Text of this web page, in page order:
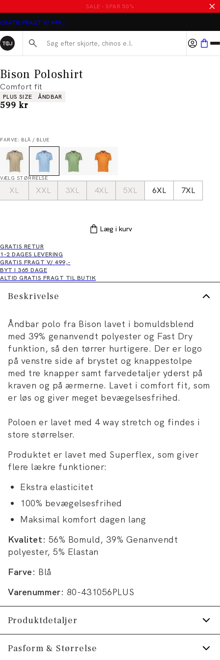
MASSER AF VARER PÅ UDSALG
GRATIS FRAGT V/ 499,-
Søg her...
Bison Poloshirt
Comfort fit
Produkt egenskaber
PLUS SIZE ÅNDBAR
I alt (inkl. rabat)
599 kr
FARVE: BLÅ / BLUE
VÆLG STØRRELSE
XL XXL 3XL 4XL 5XL 6XL 7XL
Læg i kurv
GRATIS RETUR
1-2 DAGES LEVERING
GRATIS FRAGT V/ 499,-
BYT I 365 DAGE
ALTID GRATIS FRAGT TIL BUTIK
Beskrivelse
Åndbar polo fra Bison lavet i bomuldsblend
med 39% genanvendt polyester og Fast Dry
funktion, så den tørrer hurtigere. Der er logo
på venstre side af brystet og knappestolpe
med tre knapper samt farvedetaljer yderst på
kraven og på ærmerne. Lavet i comfort fit, som
er løs og giver meget bevægelsesfrihed.
Poloen er lavet med 4 way stretch og findes i
store størrelser.
Produktet er lavet med Superflex, som giver
flere lækre funktioner:
Ekstra elasticitet
100% bevægelsesfrihed
Maksimal komfort dagen lang
Kvalitet: 56% Bomuld, 39% Genanvendt
polyester, 5% Elastan
Farve: Blå
Varenummer: 80-431056PLUS
Produktdetaljer
Farvedetaljer på kraven.
Pasform & Størrelse